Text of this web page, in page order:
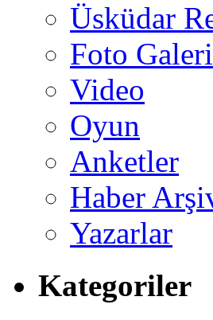
Üsküdar
Foto Galeri
Video
Oyun
Anketler
Haber
Yazarlar
Kategoriler